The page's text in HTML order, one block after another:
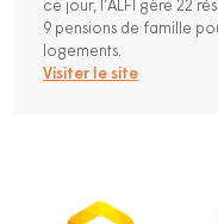
ce jour, l’ALFI gère 22
9 pensions de famille
logements.
Visiter le site